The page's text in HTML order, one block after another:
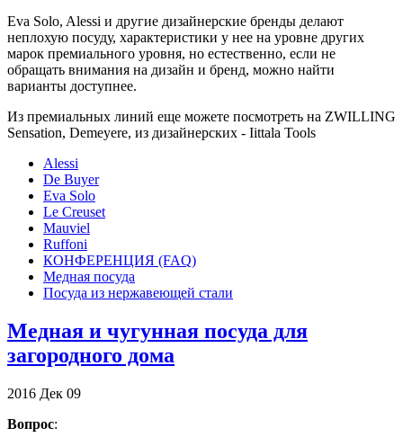
Eva Solo, Alessi и другие дизайнерские бренды делают
неплохую посуду, характеристики у нее на уровне других
марок премиального уровня, но естественно, если не
обращать внимания на дизайн и бренд, можно найти
варианты доступнее.
Из премиальных линий еще можете посмотреть на ZWILLING
Sensation, Demeyere, из дизайнерских - Iittala Tools
Alessi
De Buyer
Eva Solo
Le Creuset
Mauviel
Ruffoni
КОНФЕРЕНЦИЯ (FAQ)
Медная посуда
Посуда из нержавеющей стали
Медная и чугунная посуда для
загородного дома
2016 Дек 09
Вопрос: